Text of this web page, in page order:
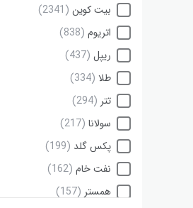
بیت کوین (2341)
اتریوم (838)
ریپل (437)
طلا (334)
تتر (294)
سولانا (217)
پکس گلد (199)
نفت خام (162)
همستر (157)